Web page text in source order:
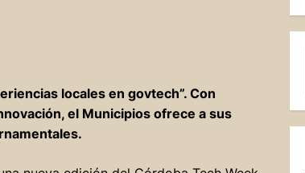
locales en govtech”. Con
el Municipios ofrece a sus